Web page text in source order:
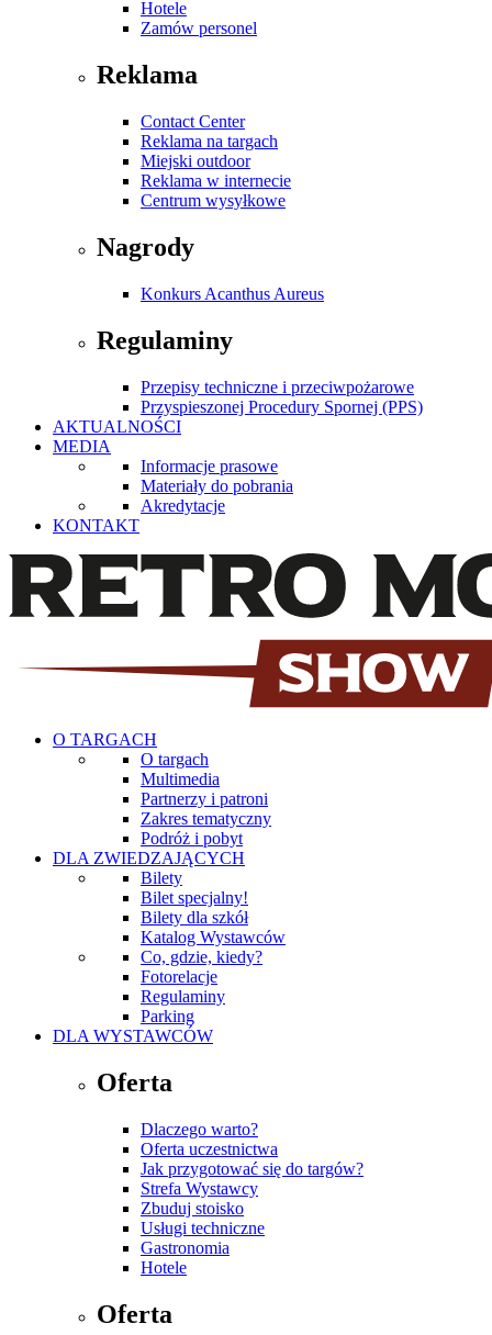
Hotele
Zamów personel
Reklama
Contact Center
Reklama na targach
Miejski outdoor
Reklama w internecie
Centrum wysyłkowe
Nagrody
Konkurs Acanthus Aureus
Regulaminy
Przepisy techniczne i przeciwpożarowe
Przyspieszonej Procedury Spornej (PPS)
AKTUALNOŚCI
MEDIA
Informacje prasowe
Materiały do pobrania
Akredytacje
KONTAKT
O TARGACH
O targach
Multimedia
Partnerzy i patroni
Zakres tematyczny
Podróż i pobyt
DLA ZWIEDZAJĄCYCH
Bilety
Bilet specjalny!
Bilety dla szkół
Katalog Wystawców
Co, gdzie, kiedy?
Fotorelacje
Regulaminy
Parking
DLA WYSTAWCÓW
Oferta
Dlaczego warto?
Oferta uczestnictwa
Jak przygotować się do targów?
Strefa Wystawcy
Zbuduj stoisko
Usługi techniczne
Gastronomia
Hotele
Oferta